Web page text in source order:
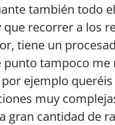
también todo
recorrer a los
tiene un
tampoco me
ejemplo
muy
gran cantidad de